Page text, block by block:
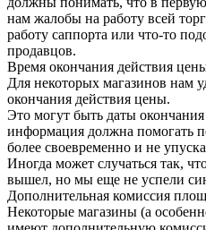
нам жалобы на работу всей
работу саппорта или что-то
продавцов.
Время окончания действия
Для некоторых магазинов нам
окончания действия цены.
Это могут быть даты
информация должна помогать
более своевременно и не
Иногда может случаться так,
вышел, но мы еще не успели
Дополнительная комиссия
Некоторые магазины (а